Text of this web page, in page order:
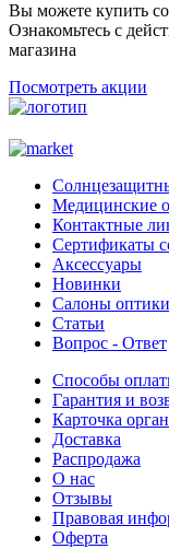
Вы можете купить
Ознакомьтесь с
магазина
Посмотреть акции
Медицинские
Контактные
Сертификаты
Аксессуары
Новинки
Салоны оптики
Статьи
Вопрос - Ответ
Способы
Гарантия и
Карточка
Доставка
Распродажа
О нас
Отзывы
Правовая
Оферта